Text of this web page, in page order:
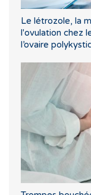
Le létrozole, la
l'ovulation chez
l’ovaire